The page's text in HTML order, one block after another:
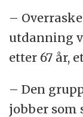
–
utdanning
etter 67 år,
– Den
jobber som